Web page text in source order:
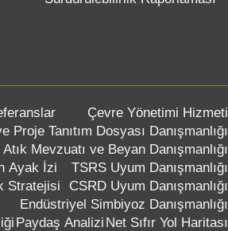
Çevre Yönetimi Hizmeti
Proje Tanıtım Dosyası Danışmanlığı
Atık Mevzuatı ve Beyan Danışmanlığı
Ayak İzi
TSRS Uyum Danışmanlığı
Stratejisi
CSRD Uyum Danışmanlığı
Endüstriyel Simbiyoz Danışmanlığı
Paydaş Analizi Net Sıfır Yol Haritası